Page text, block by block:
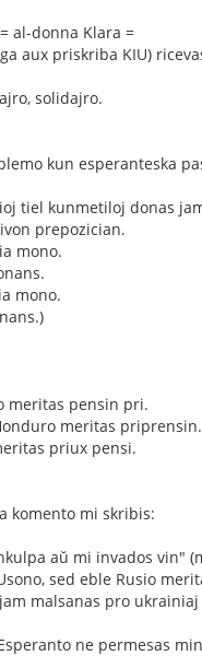
al-donna Klara =
aux priskriba KIU)
solidajro.
kun esperanteska
tiel kunmetiloj donas
prepozician.
mono.
mono.
meritas pensin pri.
meritas priprensin.
priux pensi.
komento mi skribis:
aŭ mi invados vin"
sed eble Rusio
malsanas pro ukrainiaj
ne permesas